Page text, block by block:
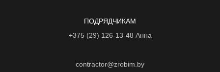
ПОДРЯДЧИКАМ
+375 (29) 126-13-48 Анна
contractor@zrobim.by